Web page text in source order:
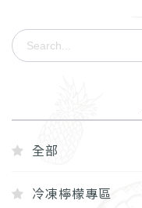
全部
冷凍檸檬專區